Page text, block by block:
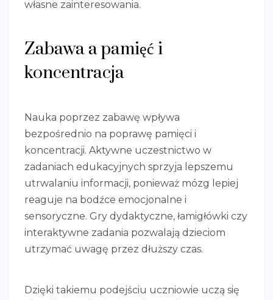
własne zainteresowania.
Zabawa a pamięć i
koncentracja
Nauka poprzez zabawę wpływa
bezpośrednio na poprawę pamięci i
koncentracji. Aktywne uczestnictwo w
zadaniach edukacyjnych sprzyja lepszemu
utrwalaniu informacji, ponieważ mózg lepiej
reaguje na bodźce emocjonalne i
sensoryczne. Gry dydaktyczne, łamigłówki czy
interaktywne zadania pozwalają dzieciom
utrzymać uwagę przez dłuższy czas.
Dzięki takiemu podejściu uczniowie uczą się